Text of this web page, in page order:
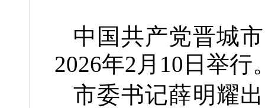
中国共产党晋城
2026年2月10日举
市委书记薛明耀